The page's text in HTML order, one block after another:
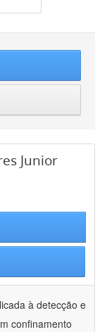
Junior
à detecção e
confinamento